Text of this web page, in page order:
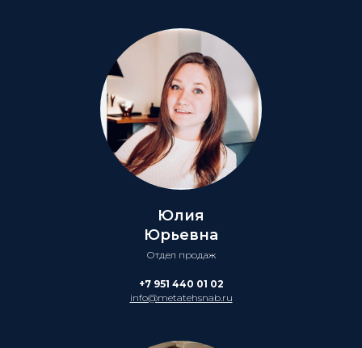
Юлия
Юрьевна
Отдел продаж
+7 951 440 01 02
info@metatehsnab.ru